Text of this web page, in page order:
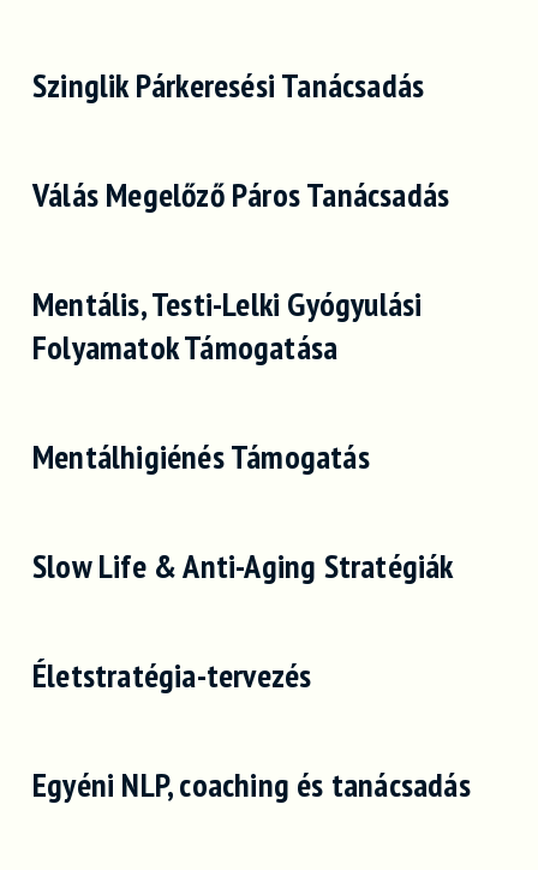
Szinglik Párkeresési Tanácsadás
Válás Megelőző Páros Tanácsadás
Mentális, Testi-Lelki Gyógyulási
Folyamatok Támogatása
Mentálhigiénés Támogatás
Slow Life & Anti-Aging Stratégiák
Életstratégia-tervezés
Egyéni NLP, coaching és tanácsadás